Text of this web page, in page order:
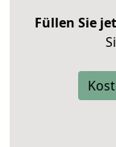
Füllen Sie